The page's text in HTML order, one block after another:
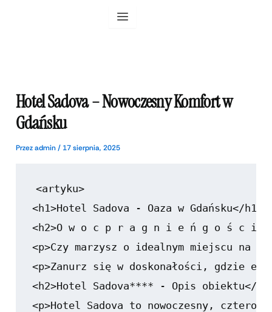
Hotel Sadova – Nowoczesny Komfort w
Gdańsku
Przezadmin/ 17 sierpnia, 2025
<artyku>
<h1>Hotel Sadova - Oaza w Gdańsku</h1>
<h2>O w o c p r a g n i e ń g o ś c i</
<p>Czy marzysz o idealnym miejscu na
<p>Zanurz się w doskonałości, gdzie
<h2>Hotel Sadova**** - Opis obiektu</
<p>Hotel Sadova to nowoczesny,